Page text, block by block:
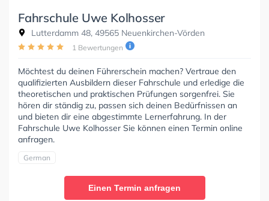
Fahrschule Uwe Kolhosser
Lutterdamm 48, 49565 Neuenkirchen-Vörden
1 Bewertungen
Möchtest du deinen Führerschein machen? Vertraue den
qualifizierten Ausbildern dieser Fahrschule und erledige die
theoretischen und praktischen Prüfungen sorgenfrei. Sie
hören dir ständig zu, passen sich deinen Bedürfnissen an
und bieten dir eine abgestimmte Lernerfahrung. In der
Fahrschule Uwe Kolhosser Sie können einen Termin online
anfragen.
German
Einen Termin anfragen